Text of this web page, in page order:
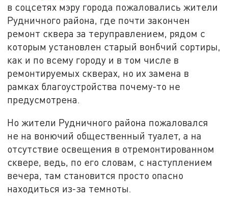
в соцсетях мэру города пожаловались жители
Рудничного района, где почти закончен
ремонт сквера за теруправлением, рядом с
которым установлен старый вонбчий сортиры,
как и по всему городу и в том числе в
ремонтируемых скверах, но их замена в
рамках благоустройства почему-то не
предусмотрена.
Но жители Рудничного района пожаловался
не на вонючий общественный туалет, а на
отсутствие освещения в отремонтированном
сквере, ведь, по его словам, с наступлением
вечера, там становится просто опасно
находиться из-за темноты.